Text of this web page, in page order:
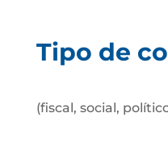
Tipo de
(fiscal, social,